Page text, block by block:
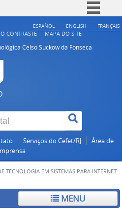
Simplifique!
ESPAÑOL ENGLISH FRANÇAIS
CONTRASTE
MAPA DO SITE
Celso Suckow da Fonseca
Serviços do Cefet/RJ
Área de
TECNOLOGIA EM SISTEMAS PARA INTERNET
MENU